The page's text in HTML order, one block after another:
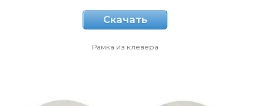
Скачать
Рамка из клевера